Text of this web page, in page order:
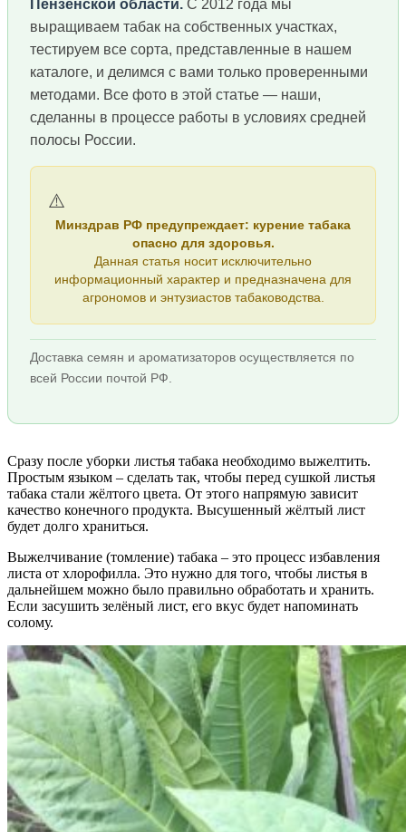
Пензенской области. С 2012 года мы
выращиваем табак на собственных участках,
тестируем все сорта, представленные в нашем
каталоге, и делимся с вами только проверенными
методами. Все фото в этой статье — наши,
сделанны в процессе работы в условиях средней
полосы России.
⚠️
Минздрав РФ предупреждает: курение табака
опасно для здоровья.
Данная статья носит исключительно
информационный характер и предназначена для
агрономов и энтузиастов табаководства.
Доставка семян и ароматизаторов осуществляется по
всей России почтой РФ.
Сразу после уборки листья табака необходимо выжелтить.
Простым языком – сделать так, чтобы перед сушкой листья
табака стали жёлтого цвета. От этого напрямую зависит
качество конечного продукта. Высушенный жёлтый лист
будет долго храниться.
Выжелчивание (томление) табака – это процесс избавления
листа от хлорофилла. Это нужно для того, чтобы листья в
дальнейшем можно было правильно обработать и хранить.
Если засушить зелёный лист, его вкус будет напоминать
солому.